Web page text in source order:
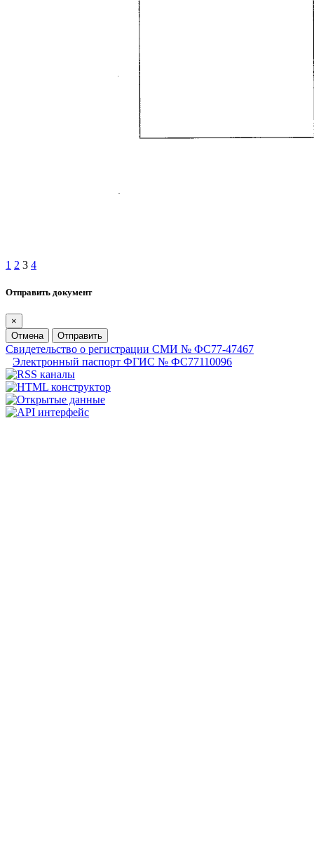
1 2 3 4
Отправить документ
×
Отмена
Отправить
Свидетельство о регистрации СМИ № ФС77-47467
Электронный паспорт ФГИС № ФС77110096